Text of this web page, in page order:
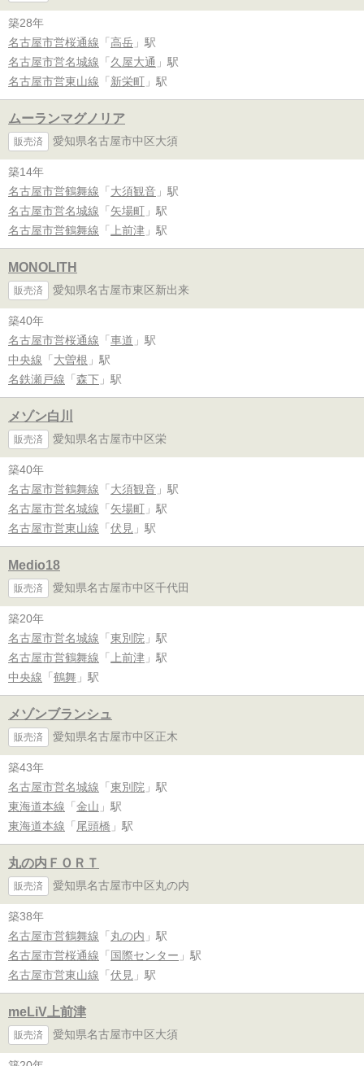
築28年
名古屋市営桜通線 「 高岳 」駅
名古屋市営名城線 「 久屋大通 」駅
名古屋市営東山線 「 新栄町 」駅
ムーランマグノリア
販売済 愛知県名古屋市中区大須
築14年
名古屋市営鶴舞線 「 大須観音 」駅
名古屋市営名城線 「 矢場町 」駅
名古屋市営鶴舞線 「 上前津 」駅
MONOLITH
販売済 愛知県名古屋市東区新出来
築40年
名古屋市営桜通線 「 車道 」駅
中央線 「 大曽根 」駅
名鉄瀬戸線 「 森下 」駅
メゾン白川
販売済 愛知県名古屋市中区栄
築40年
名古屋市営鶴舞線 「 大須観音 」駅
名古屋市営名城線 「 矢場町 」駅
名古屋市営東山線 「 伏見 」駅
Medio18
販売済 愛知県名古屋市中区千代田
築20年
名古屋市営名城線 「 東別院 」駅
名古屋市営鶴舞線 「 上前津 」駅
中央線 「 鶴舞 」駅
メゾンブランシュ
販売済 愛知県名古屋市中区正木
築43年
名古屋市営名城線 「 東別院 」駅
東海道本線 「 金山 」駅
東海道本線 「 尾頭橋 」駅
丸の内ＦＯＲＴ
販売済 愛知県名古屋市中区丸の内
築38年
名古屋市営鶴舞線 「 丸の内 」駅
名古屋市営桜通線 「 国際センター 」駅
名古屋市営東山線 「 伏見 」駅
meLiV上前津
販売済 愛知県名古屋市中区大須